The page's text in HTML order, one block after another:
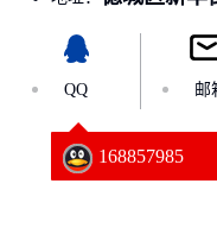
QQ
168857985
邮